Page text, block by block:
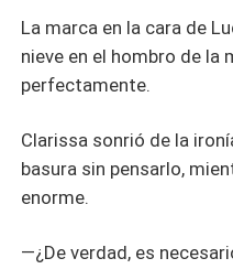
La marca en la cara de
nieve en el hombro de la
perfectamente.
Clarissa sonrió de la
basura sin pensarlo,
enorme.
—¿De verdad, es